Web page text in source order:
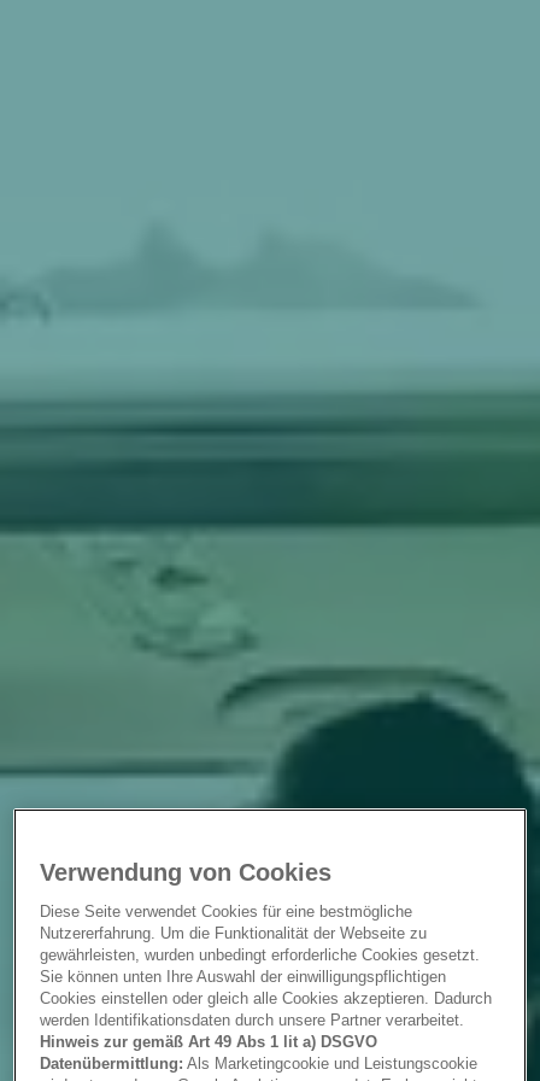
Verwendung von Cookies
Diese Seite verwendet Cookies für eine bestmögliche
Nutzererfahrung. Um die Funktionalität der Webseite zu
gewährleisten, wurden unbedingt erforderliche Cookies gesetzt.
Sie können unten Ihre Auswahl der einwilligungspflichtigen
Cookies einstellen oder gleich alle Cookies akzeptieren. Dadurch
werden Identifikationsdaten durch unsere Partner verarbeitet.
Hinweis zur gemäß Art 49 Abs 1 lit a) DSGVO
Datenübermittlung: Als Marketingcookie und Leistungscookie